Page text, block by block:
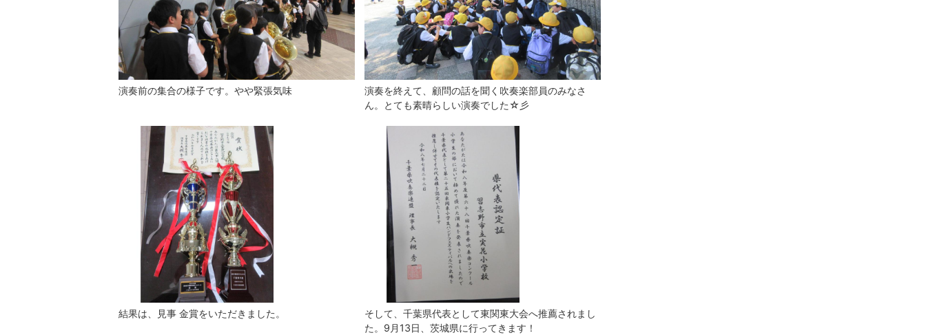
演奏前の集合の様子です。やや緊張気味
演奏を終えて、顧問の話を聞く吹奏楽部員のみなさ
ん。とても素晴らしい演奏でした☆彡
結果は、見事 金賞をいただきました。
そして、千葉県代表として東関東大会へ推薦されまし
た。9月13日、茨城県に行ってきます！